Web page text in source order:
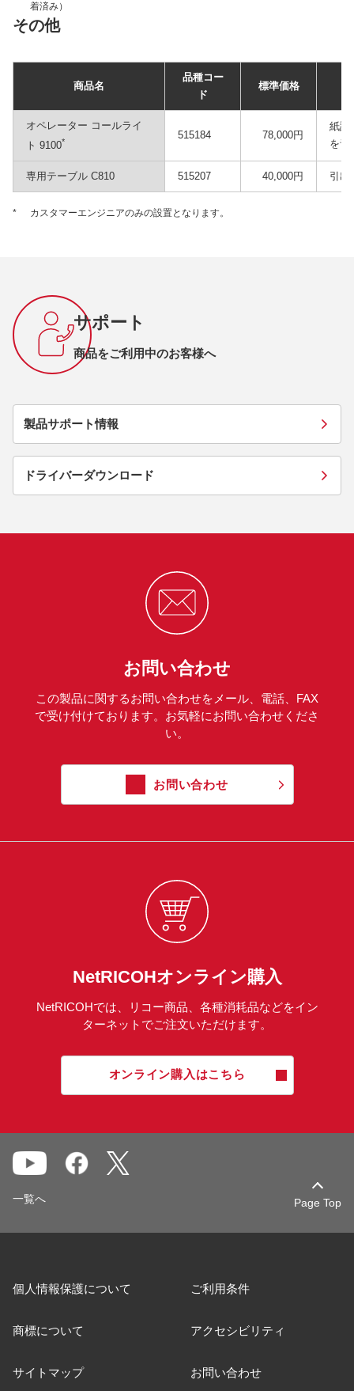
着済み）
その他
商品名
品種コー
ド
標準価格
オペレーター コールライ
ト 9100*
515184 78,000円
紙詰
を音
専用テーブル C810 515207 40,000円 引出
* カスタマーエンジニアのみの設置となります。
サポート
商品をご利用中のお客様へ
製品サポート情報
ドライバーダウンロード
お問い合わせ
この製品に関するお問い合わせをメール、電話、FAX
で受け付けております。お気軽にお問い合わせくださ
い。
お問い合わせ
NetRICOHオンライン購入
NetRICOHでは、リコー商品、各種消耗品などをイン
ターネットでご注文いただけます。
オンライン購入はこちら
Page Top
一覧へ
個人情報保護について ご利用条件
商標について アクセシビリティ
サイトマップ お問い合わせ